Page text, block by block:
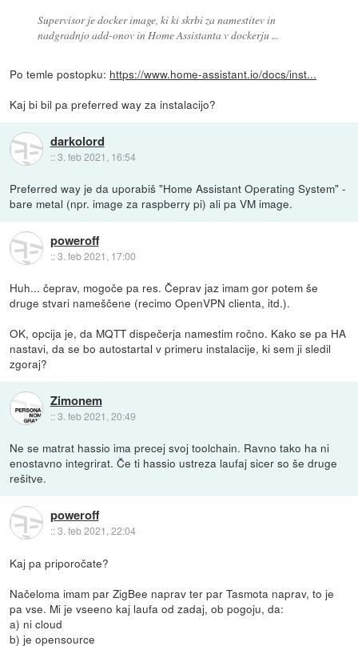
Supervisor je docker image, ki ki skrbi za namestitev in
nadgradnjo add-onov in Home Assistanta v dockerju ...
Po temle postopku: https://www.home-assistant.io/docs/inst...
Kaj bi bil pa preferred way za instalacijo?
darkolord
::3. feb 2021, 16:54
Preferred way je da uporabiš "Home Assistant Operating System" -
bare metal (npr. image za raspberry pi) ali pa VM image.
poweroff
::3. feb 2021, 17:00
Huh... čeprav, mogoče pa res. Čeprav jaz imam gor potem še
druge stvari nameščene (recimo OpenVPN clienta, itd.).
OK, opcija je, da MQTT dispečerja namestim ročno. Kako se pa HA
nastavi, da se bo autostartal v primeru instalacije, ki sem ji sledil
zgoraj?
Zimonem
::3. feb 2021, 20:49
Ne se matrat hassio ima precej svoj toolchain. Ravno tako ha ni
enostavno integrirat. Če ti hassio ustreza laufaj sicer so še druge
rešitve.
poweroff
::3. feb 2021, 22:04
Kaj pa priporočate?
Načeloma imam par ZigBee naprav ter par Tasmota naprav, to je
pa vse. Mi je vseeno kaj laufa od zadaj, ob pogoju, da:
a) ni cloud
b) je opensource